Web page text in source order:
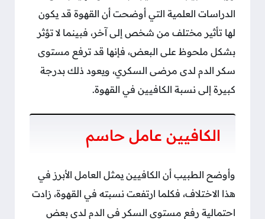
الدراسات العلمية التي أوضحت أن القهوة قد يكون
لها تأثير مختلف من شخص إلى آخر، فبينما لا تؤثر
بشكل ملحوظ على البعض، فإنها قد ترفع مستوى
سكر الدم لدى مرضى السكري، ويعود ذلك بدرجة
كبيرة إلى نسبة الكافيين في القهوة.
الكافيين عامل حاسم
وأوضح الطبيب أن الكافيين يمثل العامل الأبرز في
هذا الاختلاف، فكلما ارتفعت نسبته في القهوة، زادت
احتمالية رفع مستوى السكر في الدم لدى بعض